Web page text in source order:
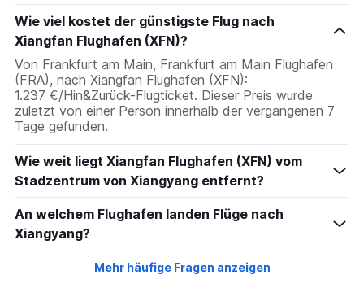
1
Y
axis
displaying
values.
Range:
0
to
960.
Wie viel kostet der günstigste Flug nach
Xiangfan Flughafen (XFN)?
Von Frankfurt am Main, Frankfurt am Main Flughafen
(FRA), nach Xiangfan Flughafen (XFN):
1.237 €/Hin&Zurück-Flugticket. Dieser Preis wurde
zuletzt von einer Person innerhalb der vergangenen 7
Tage gefunden.
Wie weit liegt Xiangfan Flughafen (XFN) vom
Stadzentrum von Xiangyang entfernt?
An welchem Flughafen landen Flüge nach
Xiangyang?
Mehr häufige Fragen anzeigen